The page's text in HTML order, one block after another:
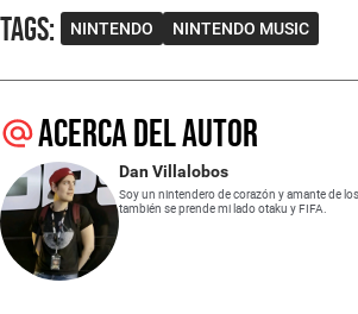
Tags: NINTENDO NINTENDO MUSIC
Acerca del autor
Dan Villalobos
Soy un nintendero de corazón y amante de
también se prende mi lado otaku y FIFA.